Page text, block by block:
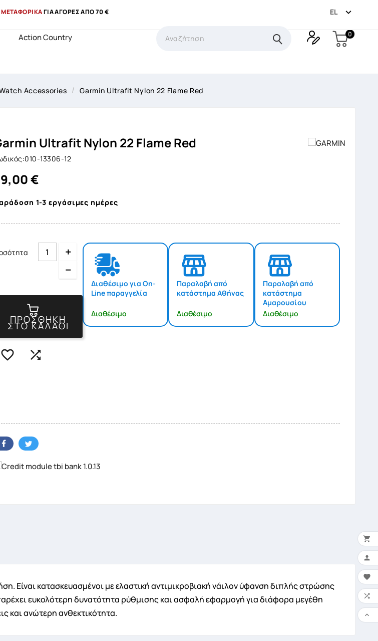
ΓΙΑ ΑΓΟΡΕΣ ΑΠΟ 70 € EL 
0
Accessories Garmin Ultrafit Nylon 22 Flame Red
Ultrafit Nylon 22 Flame Red
13306-12
€
1-3 εργάσιμες ημέρες
Quantity
Quantity
ΠΡΟΣΘΉΚΗ
ΣΤΟ ΚΑΛΆΘΙ
 
Διαθέσιμο για On-
Line παραγγελία
Διαθέσιμο
Παραλαβή από
κατάστημα Αθήνας
Διαθέσιμο
Παραλαβή από
κατάστημα
Αμαρουσίου
Διαθέσιμο
Είναι κατασκευασμένοι με ελαστική αντιμικροβιακή νάιλον ύφανση διπλής στρώσης
ευκολότερη δυνατότητα ρύθμισης και ασφαλή εφαρμογή για διάφορα μεγέθη
και ανώτερη ανθεκτικότητα.
λίστα επιθυμητών


Ο


